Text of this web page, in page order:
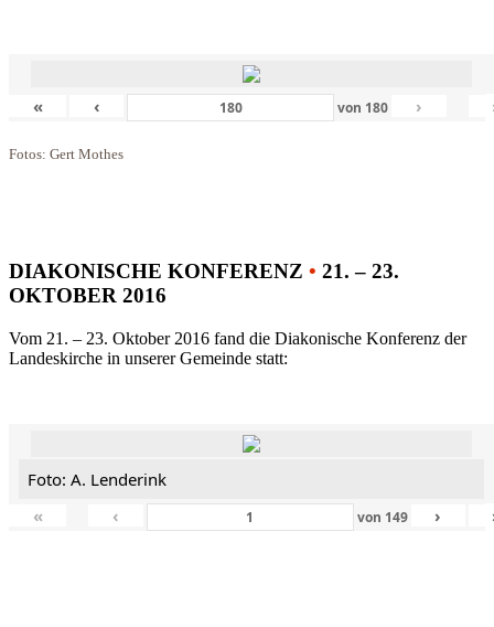
« ‹ von 180 ›
Fotos: Gert Mothes
DIAKONISCHE KONFERENZ • 21. – 23.
OKTOBER 2016
Vom 21. – 23. Oktober 2016 fand die Diakonische Konferenz der
Landeskirche in unserer Gemeinde statt:
Foto: A. Lenderink
«
‹ von 149 ›